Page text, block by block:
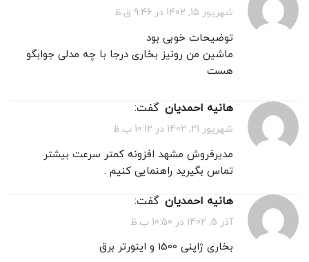
شهریور 15, 1402 در 9:46 ق.ظ
توضیحات خوبی بود
ماشین من رونیز بخاری درجا با چه مدلی جوابگو
هست
هانیه احمدیان گفت:
شهریور 21, 1402 در 10:12 ب.ظ
مدیرفروش مشهد افزونه کمتر سرعت بیشتر
تماس بگیرید راهنمایی کنیم .
هانیه احمدیان گفت:
آذر 5, 1402 در 10:50 ب.ظ
بخاری ژاپنی 1500 و اینورتر برق